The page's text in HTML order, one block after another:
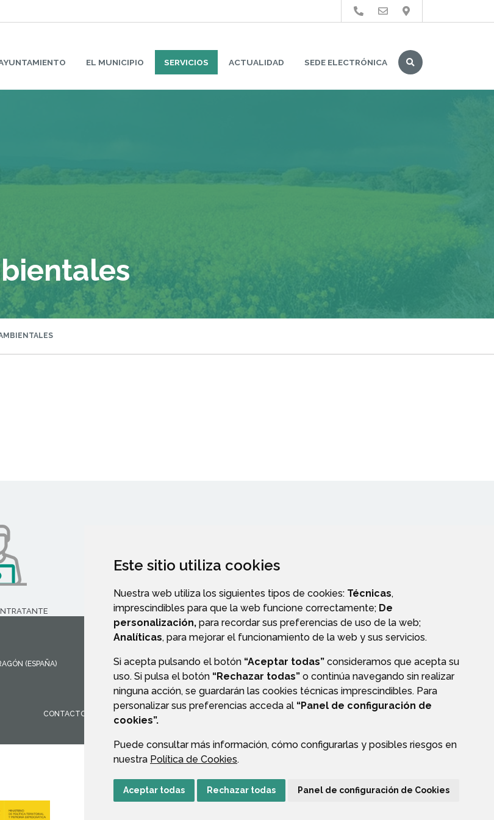
Este sitio utiliza cookies
Nuestra web utiliza los siguientes tipos de cookies: Técnicas,
imprescindibles para que la web funcione correctamente; De
personalización, para recordar sus preferencias de uso de la web;
Analíticas, para mejorar el funcionamiento de la web y sus servicios.
Si acepta pulsando el botón “Aceptar todas” consideramos que acepta su
uso. Si pulsa el botón “Rechazar todas” o continúa navegando sin realizar
ninguna acción, se guardarán las cookies técnicas imprescindibles. Para
personalizar sus preferencias acceda al “Panel de configuración de
cookies”.
Puede consultar más información, cómo configurarlas y posibles riesgos en
nuestra Política de Cookies.
Aceptar todas Rechazar todas Panel de configuración de Cookies
EL MUNICIPIO SERVICIOS ACTUALIDAD SEDE ELECTRÓNICA
Buscar
TRANSPARENCIA VALIDACIÓN DE DOCUMENTOS
(ESPAÑA)
CONTACTO MAPA WEB POLÍTICA DE COOKIES